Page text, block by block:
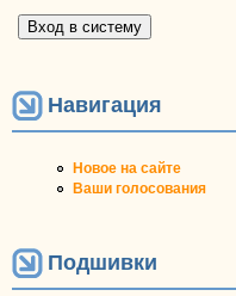
Навигация
Новое на сайте
Ваши голосования
Подшивки